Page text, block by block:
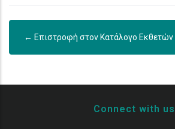
← Επιστροφή στον Κατάλογο Εκθετών
Connect with us